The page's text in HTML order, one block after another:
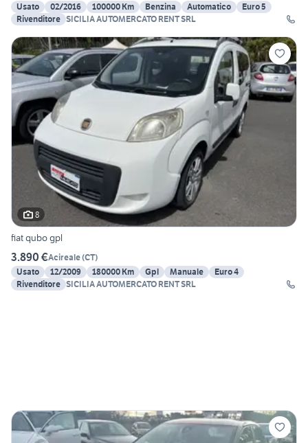
Usato
02/2016 100000 Km Benzina Automatico
Euro 5
Rivenditore SICILIA AUTOMERCATO RENT SRL
8
fiat qubo gpl
3.890 €Acireale(CT)
Usato
12/2009 180000 Km Gpl Manuale
Euro 4
Rivenditore SICILIA AUTOMERCATO RENT SRL